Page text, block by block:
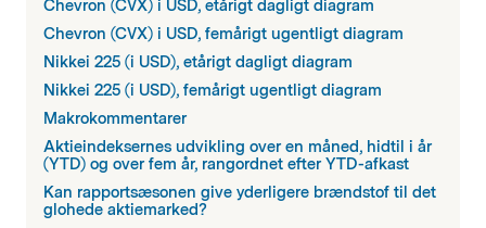
Chevron (CVX) i USD, etårigt dagligt diagram
Chevron (CVX) i USD, femårigt ugentligt diagram
Nikkei 225 (i USD), etårigt dagligt diagram
Nikkei 225 (i USD), femårigt ugentligt diagram
Makrokommentarer
Aktieindeksernes udvikling over en måned, hidtil i år
(YTD) og over fem år, rangordnet efter YTD-afkast
Kan rapportsæsonen give yderligere brændstof til det
glohede aktiemarked?